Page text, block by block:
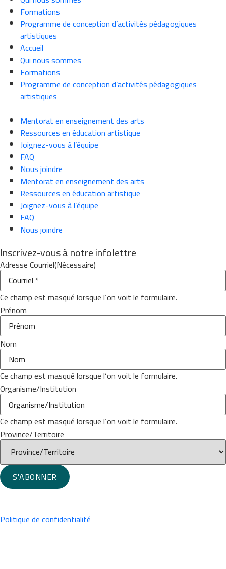
Formations
Programme de conception d’activités pédagogiques
artistiques
Accueil
Qui nous sommes
Formations
Programme de conception d’activités pédagogiques
artistiques
Mentorat en enseignement des arts
Ressources en éducation artistique
Joignez-vous à l’équipe
FAQ
Nous joindre
Mentorat en enseignement des arts
Ressources en éducation artistique
Joignez-vous à l’équipe
FAQ
Nous joindre
Inscrivez-vous à notre infolettre
Adresse Courriel(Nécessaire)
Ce champ est masqué lorsque l‘on voit le formulaire.
Prénom
Nom
Ce champ est masqué lorsque l‘on voit le formulaire.
Organisme/Institution
Ce champ est masqué lorsque l‘on voit le formulaire.
Province/Territoire
S'ABONNER
Politique de confidentialité